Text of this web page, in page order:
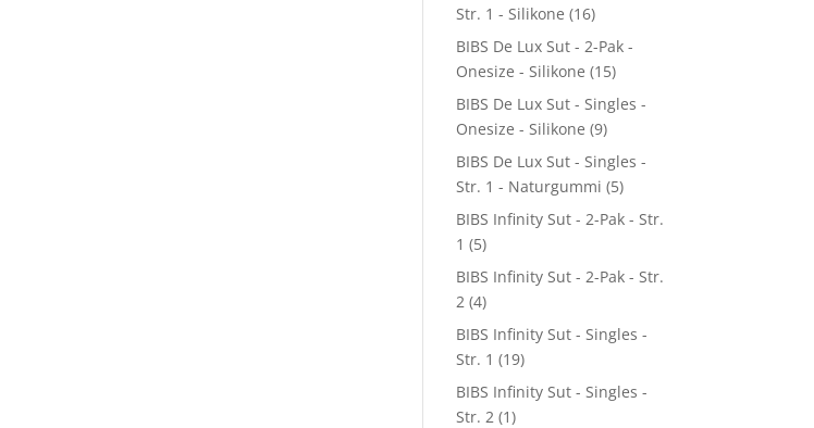
Str. 1 - Silikone (16)
BIBS De Lux Sut - 2-Pak -
Onesize - Silikone (15)
BIBS De Lux Sut - Singles -
Onesize - Silikone (9)
BIBS De Lux Sut - Singles -
Str. 1 - Naturgummi (5)
BIBS Infinity Sut - 2-Pak - Str.
1 (5)
BIBS Infinity Sut - 2-Pak - Str.
2 (4)
BIBS Infinity Sut - Singles -
Str. 1 (19)
BIBS Infinity Sut - Singles -
Str. 2 (1)